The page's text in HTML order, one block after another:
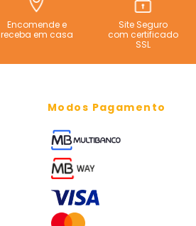
Encomende e
receba em casa
Site Seguro
com certificado
SSL
Modos Pagamento